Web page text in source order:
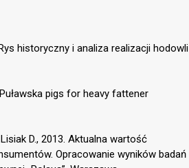
historyczny i analiza realizacji hodowli
pigs for heavy fattener
Lisiak D., 2013. Aktualna wartość
Opracowanie wyników badań